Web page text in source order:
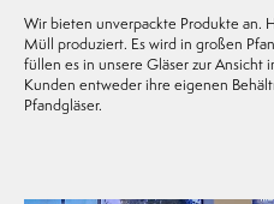
Wir bieten unverpackte Produkte an.
Müll produziert. Es wird in großen
füllen es in unsere Gläser zur Ansicht
Kunden entweder ihre eigenen
Pfandgläser.